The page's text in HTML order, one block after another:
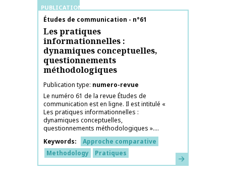
PUBLICATIONS
Publication name
Études de communication - n°61
Les pratiques
informationnelles :
dynamiques conceptuelles,
questionnements
méthodologiques
Publication type numero-revue
Le numéro 61 de la revue Études de
communication est en ligne. Il est intitulé «
Les pratiques informationnelles :
dynamiques conceptuelles,
questionnements méthodologiques »....
Keywords
Approche comparative
Methodology
Pratiques Learn more